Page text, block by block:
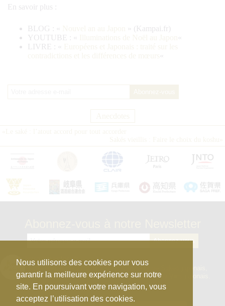
Nous utilisons des cookies pour vous
garantir la meilleure expérience sur notre
site. En poursuivant votre navigation, vous
acceptez l’utilisation des cookies.
En savoir plus :
BLOG : «
» (Kampai.fr)
YOUTUBE : «
«
LIVRE : «
«
kura_master_fr
【10e édition : le 27 avril 2026】
d’Honkaku Shochu & Awamori, de Liqueurs et de Vins japonais.